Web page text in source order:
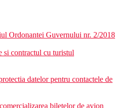
la piscina
dejun tip bufet.
mic dejun tip bufet si cina servita.
contra cost.
exista obligatia de a plati taxa
Ordonantei Guvernului nr. 2/2018
si contractul cu turistul
datelor pentru contactele de
biletelor de avion